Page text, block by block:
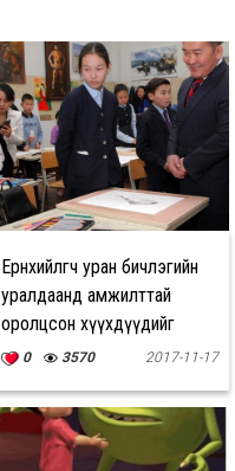
Ерөнхийлөгч уран бичлэгийн
уралдаанд амжилттай
оролцсон хүүхдүүдийг
шагналаа
0 3570 2017-11-17